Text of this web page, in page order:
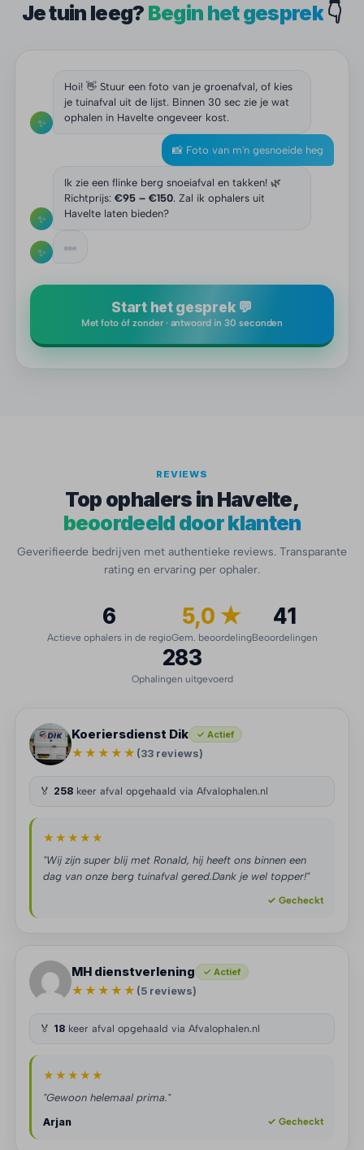
Je tuin leeg? Begin het gesprek👇
✨
Hoi! 👋 Stuur een foto van je groenafval, of kies
je tuinafval uit de lijst. Binnen 30 sec zie je wat
ophalen in Havelte ongeveer kost.
📸 Foto van m'n gesnoeide heg
✨
Ik zie een flinke berg snoeiafval en takken! 🌿
Richtprijs: €95 – €150. Zal ik ophalers uit
Havelte laten bieden?
✨
Start het gesprek 💬
Met foto óf zonder · antwoord in 30 seconden
REVIEWS
Top ophalers in Havelte,
beoordeeld door klanten
Geverifieerde bedrijven met authentieke reviews. Transparante
rating en ervaring per ophaler.
6
Actieve ophalers in de regio
5,0 ★
Gem. beoordeling
41
Beoordelingen
283
Ophalingen uitgevoerd
Koeriersdienst Dik ✓ Actief
★★★★★ (33 reviews)
🏅 258 keer afval opgehaald via Afvalophalen.nl
★★★★★
"Wij zijn super blij met Ronald, hij heeft ons binnen een
dag van onze berg tuinafval gered.Dank je wel topper!"
✓ Gecheckt
MH dienstverlening ✓ Actief
★★★★★ (5 reviews)
🏅 18 keer afval opgehaald via Afvalophalen.nl
★★★★★
"Gewoon helemaal prima."
Arjan
✓ Gecheckt